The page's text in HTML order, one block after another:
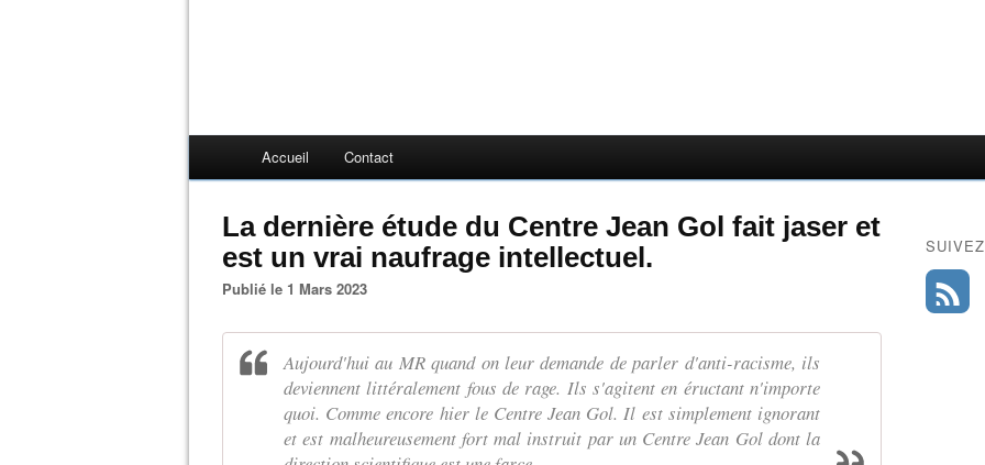
Accueil Contact
La dernière étude du Centre Jean Gol fait jaser et
est un vrai naufrage intellectuel.
Publié le 1 Mars 2023
Aujourd'hui au MR quand on leur demande de parler d'anti-racisme, ils
deviennent littéralement fous de rage. Ils s'agitent en éructant n'importe
quoi. Comme encore hier le Centre Jean Gol. Il est simplement ignorant
et est malheureusement fort mal instruit par un Centre Jean Gol dont la